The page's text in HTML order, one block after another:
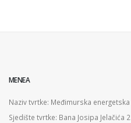
MENEA
Naziv tvrtke: Međimurska energetska
Sjedište tvrtke: Bana Josipa Jelačića